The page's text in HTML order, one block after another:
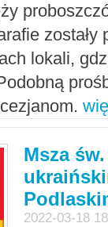
zostały
lokali,
Msza
2022-03-18